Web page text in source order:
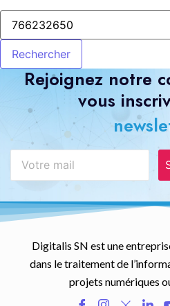
Rejoignez notre
vous
Digitalis SN est une
dans le traitement de
projets numériques